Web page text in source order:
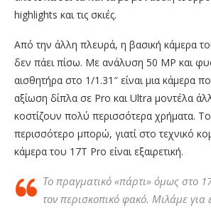
highlights και τις σκιές.
Από την άλλη πλευρά, η βασική κάμερα
δεν πάει πίσω. Με ανάλυση 50 MP και
αισθητήρα στο 1/1.31″ είναι μια κάμερα
αξίωση δίπλα σε Pro και Ultra μοντέλα
κοστίζουν πολύ περισσότερα χρήματα.
περισσότερο μπορώ, γιατί στο τεχνικό
κάμερα του 17T Pro είναι εξαιρετική.
Το πραγματικό «πάρτι» όμως στο
τον περισκοπικό φακό. Μιλάμε